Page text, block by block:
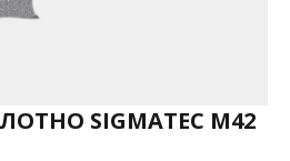
SIGMATEC M42